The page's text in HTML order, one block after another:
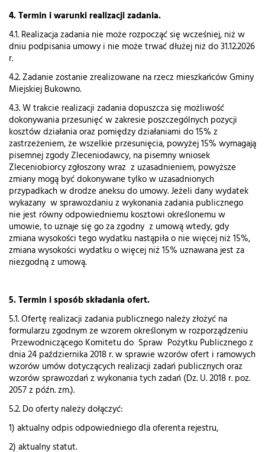
4. Termin i warunki realizacji zadania.
4.1. Realizacja zadania nie może rozpocząć się wcześniej, niż w
dniu podpisania umowy i nie może trwać dłużej niż do 31.12.2026
r.
4.2. Zadanie zostanie zrealizowane na rzecz mieszkańców Gminy
Miejskiej Bukowno.
4.3. W trakcie realizacji zadania dopuszcza się możliwość
dokonywania przesunięć w zakresie poszczególnych pozycji
kosztów działania oraz pomiędzy działaniami do 15% z
zastrzeżeniem, że wszelkie przesunięcia, powyżej 15% wymagają
pisemnej zgody Zleceniodawcy, na pisemny wniosek
Zleceniobiorcy zgłoszony wraz z uzasadnieniem, powyższe
zmiany mogą być dokonywane tylko w uzasadnionych
przypadkach w drodze aneksu do umowy. Jeżeli dany wydatek
wykazany w sprawozdaniu z wykonania zadania publicznego
nie jest równy odpowiedniemu kosztowi określonemu w
umowie, to uznaje się go za zgodny z umową wtedy, gdy
zmiana wysokości tego wydatku nastąpiła o nie więcej niż 15%,
zmiana wysokości wydatku o więcej niż 15% uznawana jest za
niezgodną z umową.
5. Termin i sposób składania ofert.
5.1. Ofertę realizacji zadania publicznego należy złożyć na
formularzu zgodnym ze wzorem określonym w rozporządzeniu
Przewodniczącego Komitetu do Spraw Pożytku Publicznego z
dnia 24 października 2018 r. w sprawie wzorów ofert i ramowych
wzorów umów dotyczących realizacji zadań publicznych oraz
wzorów sprawozdań z wykonania tych zadań (Dz. U. 2018 r. poz.
2057 z późn. zm.).
5.2. Do oferty należy dołączyć:
1) aktualny odpis odpowiedniego dla oferenta rejestru,
2) aktualny statut.